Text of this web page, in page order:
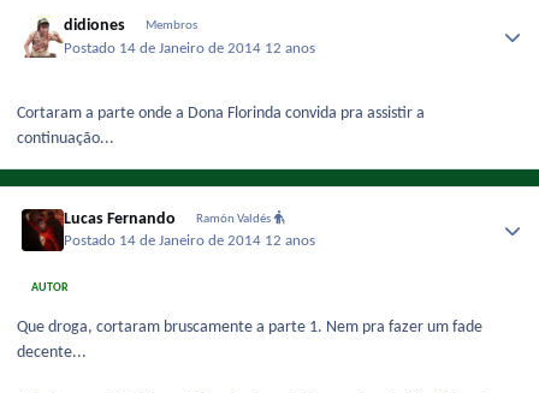
didiones Membros
Postado 14 de Janeiro de 2014 12 anos
Cortaram a parte onde a Dona Florinda convida pra assistir a
continuação...
Lucas Fernando Ramón Valdés
Postado 14 de Janeiro de 2014 12 anos
AUTOR
Que droga, cortaram bruscamente a parte 1. Nem pra fazer um fade
decente...